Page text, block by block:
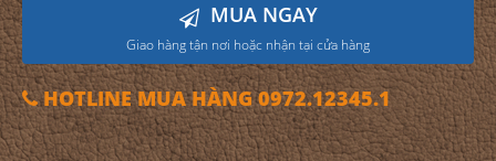
MUA NGAY
Giao hàng tận nơi hoặc nhận tại cửa hàng
HOTLINE MUA HÀNG 0972.12345.1